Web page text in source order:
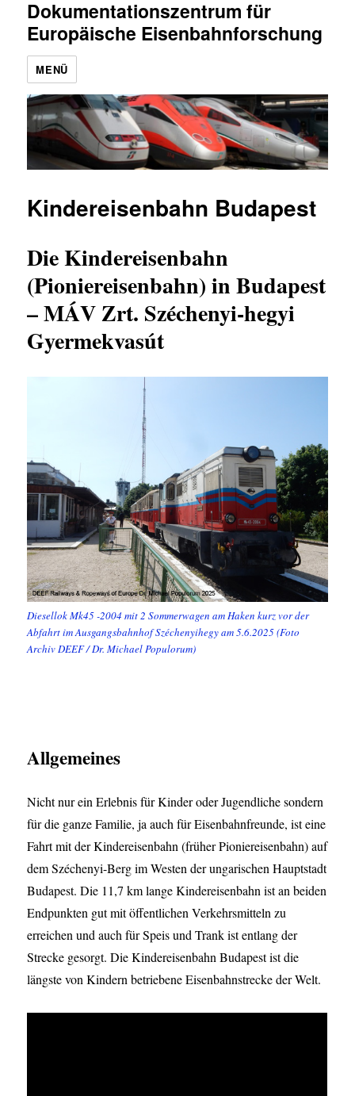
Dokumentationszentrum für
Europäische Eisenbahnforschung
MENÜ
Kindereisenbahn Budapest
Die Kindereisenbahn
(Pioniereisenbahn) in Budapest
– MÁV Zrt. Széchenyi-hegyi
Gyermekvasút
Diesellok Mk45 -2004 mit 2 Sommerwagen am Haken kurz vor der
Abfahrt im Ausgangsbahnhof Széchenyihegy am 5.6.2025 (Foto
Archiv DEEF / Dr. Michael Populorum)
Allgemeines
Nicht nur ein Erlebnis für Kinder oder Jugendliche sondern
für die ganze Familie, ja auch für Eisenbahnfreunde, ist eine
Fahrt mit der Kindereisenbahn (früher Pioniereisenbahn) auf
dem Széchenyi-Berg im Westen der ungarischen Hauptstadt
Budapest. Die 11,7 km lange Kindereisenbahn ist an beiden
Endpunkten gut mit öffentlichen Verkehrsmitteln zu
erreichen und auch für Speis und Trank ist entlang der
Strecke gesorgt. Die Kindereisenbahn Budapest ist die
längste von Kindern betriebene Eisenbahnstrecke der Welt.